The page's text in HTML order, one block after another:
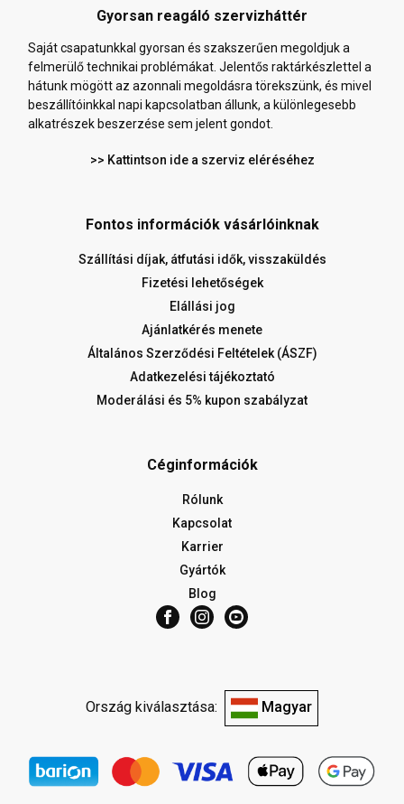
Gyorsan reagáló szervizháttér
Saját csapatunkkal gyorsan és szakszerűen megoldjuk a
felmerülő technikai problémákat. Jelentős raktárkészlettel a
hátunk mögött az azonnali megoldásra törekszünk, és mivel
beszállítóinkkal napi kapcsolatban állunk, a különlegesebb
alkatrészek beszerzése sem jelent gondot.
>> Kattintson ide a szerviz eléréséhez
Fontos információk vásárlóinknak
Szállítási díjak, átfutási idők, visszaküldés
Fizetési lehetőségek
Elállási jog
Ajánlatkérés menete
Általános Szerződési Feltételek (ÁSZF)
Adatkezelési tájékoztató
Moderálási és 5% kupon szabályzat
Céginformációk
Rólunk
Kapcsolat
Karrier
Gyártók
Blog
Ország kiválasztása: Magyar